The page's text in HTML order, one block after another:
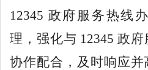
12345 政府服务热线
理，强化与 12345政府
协作配合，及时响应